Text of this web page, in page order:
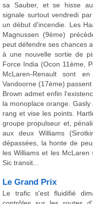
sa Sauber, et se hisse
signale surtout vendredi
un début d'incendie. Les
Magnussen (9ème)
peut défendre ses chances
à une nouvelle sortie de
Force India (Ocon 11ème,
McLaren-Renault sont
Vandoorne (17ème)
Brown admet enfin
la monoplace orange.
rang et vise les points.
groupe propulseur et,
aux deux Williams
dépassées, la honte de
les Williams et les McLaren
Sic transit...
Le Grand Prix
Le trafic s'est fluidifié